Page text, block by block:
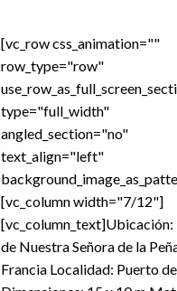
[vc_row css_animation=""
row_type="row"
type="full_width"
angled_section="no"
text_align="left"
[vc_column width="7/12"]
[vc_column_text]Ubicación:
de Nuestra Señora de la
Francia Localidad: Puerto